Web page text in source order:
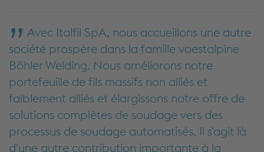
Avec Italfil SpA, nous accueillons une autre
société prospère dans la famille voestalpine
Böhler Welding. Nous améliorons notre
portefeuille de fils massifs non alliés et
faiblement alliés et élargissons notre offre de
solutions complètes de soudage vers des
processus de soudage automatisés. Il s'agit là
d'une autre contribution importante à la